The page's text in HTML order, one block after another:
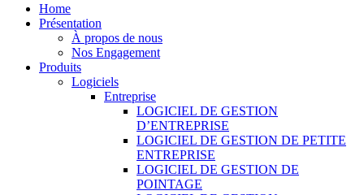
Home
Présentation
À propos de nous
Nos Engagement
Produits
Logiciels
Entreprise
LOGICIEL DE GESTION
D’ENTREPRISE
LOGICIEL DE GESTION DE PETITE
ENTREPRISE
LOGICIEL DE GESTION DE
POINTAGE